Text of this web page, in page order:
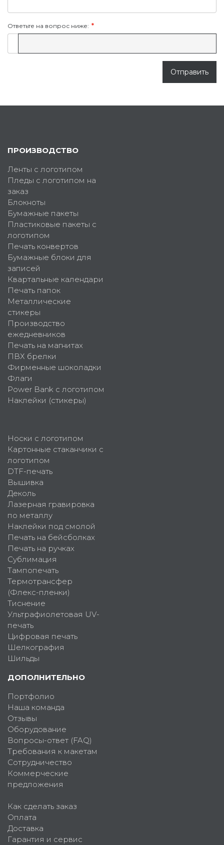
Ответьте на вопрос ниже:
Отправить
ПРОИЗВОДСТВО
Ленты с логотипом
Пледы с логотипом на
заказ
Блокноты
Бумажные пакеты
Пластиковые пакеты с
логотипом
Печать конвертов
Бумажные блоки для
записей
Квартальные календари
Печать папок
Металлические
стикеры
Производство
ежедневников
Печать на магнитах
ПВХ брелки
Фирменные шоколадки
Флаги
Power Bank с логотипом
Наклейки (стикеры)
Носки с логотипом
Картонные стаканчики с
логотипом
DTF-печать
Вышивка
Деколь
Лазерная гравировка
по металлу
Наклейки под смолой
Печать на бейсболках
Печать на ручках
Сублимация
Тампопечать
Термотрансфер
(Флекс-пленки)
Тиснение
Ультрафиолетовая UV-
печать
Цифровая печать
Шелкография
Шильды
ДОПОЛНИТЕЛЬНО
Портфолио
Наша команда
Отзывы
Оборудование
Вопросы-ответ (FAQ)
Требования к макетам
Сотрудничество
Коммерческие
предложения
Как сделать заказ
Оплата
Доставка
Гарантия и сервис